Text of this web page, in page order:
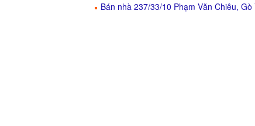
Bán nhà 237/33/10 Phạm Văn Chiêu,